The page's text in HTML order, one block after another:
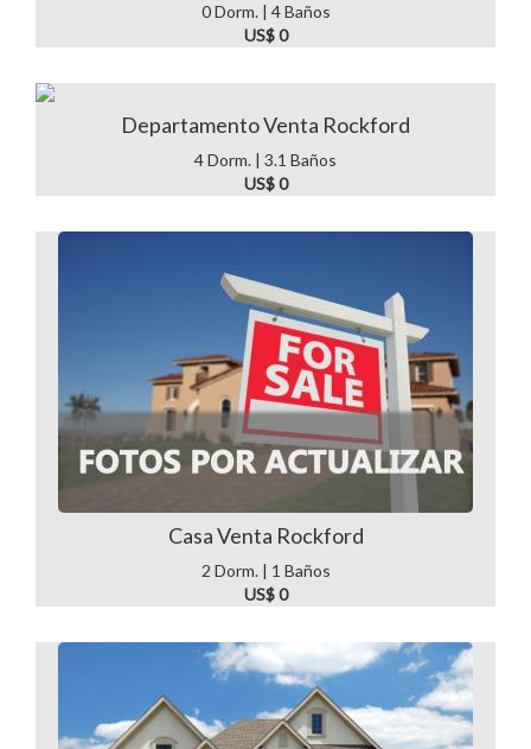
0 Dorm. | 4 Baños
US$ 0
Departamento Venta Rockford
4 Dorm. | 3.1 Baños
US$ 0
Casa Venta Rockford
2 Dorm. | 1 Baños
US$ 0